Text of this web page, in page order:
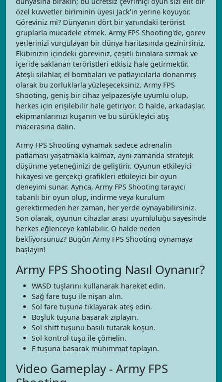
özel kuvvetler biriminin üyesi Jack'in yerine koyuyor.
Göreviniz mi? Dünyanın dört bir yanındaki terörist
gruplarla mücadele etmek. Army FPS Shooting'de, görev
yerlerinizi vurgulayan bir dünya haritasında gezinirsiniz.
Ekibinizin içindeki göreviniz, çeşitli binalara sızmak ve
içeride saklanan teröristleri etkisiz hale getirmektir.
Ateşli silahlar, el bombaları ve patlayıcılarla donanmış
olarak bu zorluklarla yüzleşeceksiniz. Army FPS
Shooting, geniş bir cihaz yelpazesiyle uyumlu olup,
herkes için erişilebilir hale getiriyor. O halde, arkadaşlar,
ekipmanlarınızı kuşanın ve bu sürükleyici atış
macerasına dalın.
Army FPS Shooting oynamak sadece adrenalin
patlaması yaşatmakla kalmaz, aynı zamanda stratejik
düşünme yeteneğinizi de geliştirir. Oyunun etkileyici
hikayesi ve gerçekçi grafikleri etkileyici bir oyun
deneyimi sunar. Ayrıca, Army FPS Shooting tarayıcı
tabanlı bir oyun olup, indirme veya kurulum
gerektirmeden her zaman, her yerde oynayabilirsiniz.
Son olarak, oyunun cihazlar arası uyumluluğu sayesinde
herkes eğlenceye katılabilir. O halde neden
bekliyorsunuz? Bugün Army FPS Shooting oynamaya
başlayın!
Army FPS Shooting Nasıl Oynanır?
WASD tuşlarını kullanarak hareket edin.
Sağ fare tuşu ile nişan alın.
Sol fare tuşuna tıklayarak ateş edin.
Boşluk tuşuna basarak zıplayın.
Sol shift tuşunu basılı tutarak koşun.
Sol kontrol tuşu ile çömelin.
F tuşuna basarak mühimmat toplayın.
Video Gameplay - Army FPS